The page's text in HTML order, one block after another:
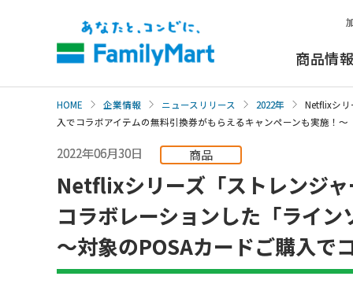
商品情
HOME 企業情報 ニュースリリース 2022年
Netflixシリ
入でコラボアイテムの無料引換券がもらえるキャンペーンも実施！～
2022年06月30日 商品
Netflixシリーズ「ストレンジ
コラボレーションした「ライ
～対象のPOSAカードご購入で